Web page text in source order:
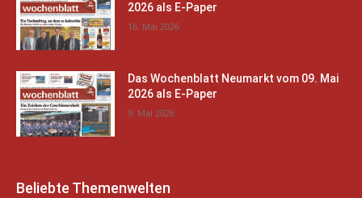
2026 als E-Paper
16. Mai 2026
Das Wochenblatt Neumarkt vom 09. Mai
2026 als E-Paper
9. Mai 2026
Beliebte Themenwelten